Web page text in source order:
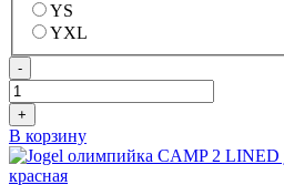
YS
YXL
-
+
В корзину